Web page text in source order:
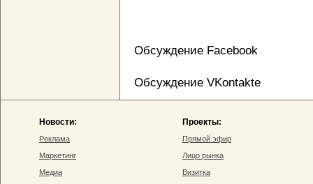
Обсуждение Facebook
Обсуждение VKontakte
Новости:
Реклама
Маркетинг
Медиа
Проекты:
Прямой эфир
Лицо рынка
Визитка